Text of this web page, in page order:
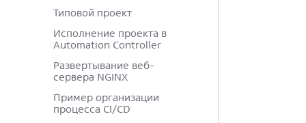
Типовой проект
Исполнение проекта в
Automation Controller
Развертывание веб-
сервера NGINX
Пример организации
процесса CI/CD